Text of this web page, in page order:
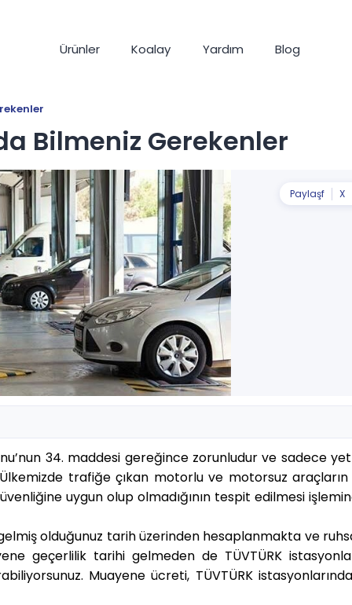
Ürünler Koalay Yardım Blog
Bilmeniz Gerekenler
Paylaşf X
34. maddesi gereğince zorunludur ve sadece
Ülkemizde trafiğe çıkan motorlu ve motorsuz
uygun olup olmadığının tespit edilmesi
olduğunuz tarih üzerinden hesaplanmakta ve
geçerlilik tarihi gelmeden de TÜVTÜRK
Muayene ücreti, TÜVTÜRK